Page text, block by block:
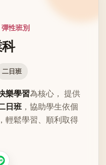
性班別
二日班
樂學習為核心， 提供
日班 ，協助學生依個
輕鬆學習、順利取得